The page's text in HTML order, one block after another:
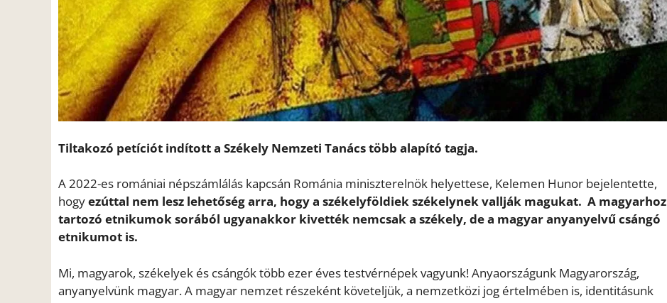
Tiltakozó petíciót indított a Székely Nemzeti Tanács több alapító tagja.
A 2022-es romániai népszámlálás kapcsán Románia miniszterelnök helyettese, Kelemen Hunor bejelentette,
hogyezúttal nem lesz lehetőség arra, hogy a székelyföldiek székelynek vallják magukat. A magyarhoz
tartozó etnikumok sorából ugyanakkor kivették nemcsak a székely, de a magyar anyanyelvű csángó
etnikumot is.
Mi, magyarok, székelyek és csángók több ezer éves testvérnépek vagyunk! Anyaországunk Magyarország,
anyanyelvünk magyar. A magyar nemzet részeként követeljük, a nemzetközi jog értelmében is, identitásunk